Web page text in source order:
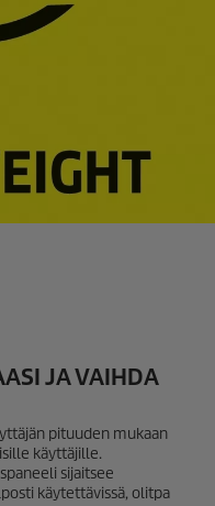
JA VAIHDA
pituuden mukaan
käyttäjille.
sijaitsee
käytettävissä, olitpa